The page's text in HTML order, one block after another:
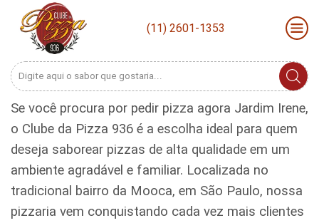
(11) 2601-1353
Search
Se você procura por pedir pizza agora Jardim Irene,
o Clube da Pizza 936 é a escolha ideal para quem
deseja saborear pizzas de alta qualidade em um
ambiente agradável e familiar. Localizada no
tradicional bairro da Mooca, em São Paulo, nossa
pizzaria vem conquistando cada vez mais clientes